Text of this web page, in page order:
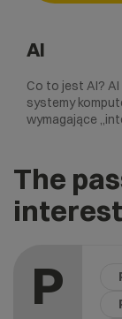
AI
Co to jest AI?
systemy
wymagające
The
P